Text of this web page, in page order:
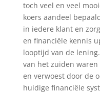
toch veel en veel
koers aandeel
in iedere klant en
en financiële kennis
looptijd van de
van het zuiden
en verwoest door de
huidige financiële